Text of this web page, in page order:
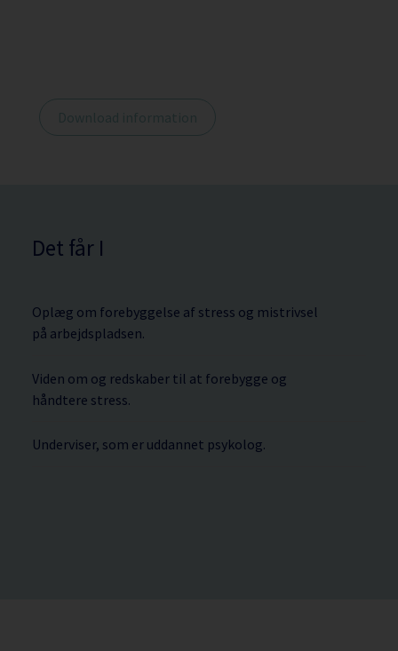
Det får I
Oplæg om forebyggelse af stress og mistrivsel
på arbejdspladsen.
Viden om og redskaber til at forebygge og
håndtere stress.
Underviser, som er uddannet psykolog.